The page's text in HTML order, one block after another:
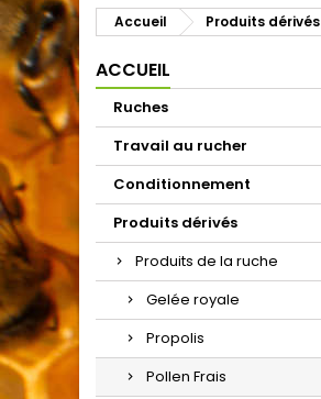
Accueil Produits dérivés
ACCUEIL
Ruches
Travail au rucher
Conditionnement
Produits dérivés
Produits de la ruche
Gelée royale
Propolis
Pollen Frais